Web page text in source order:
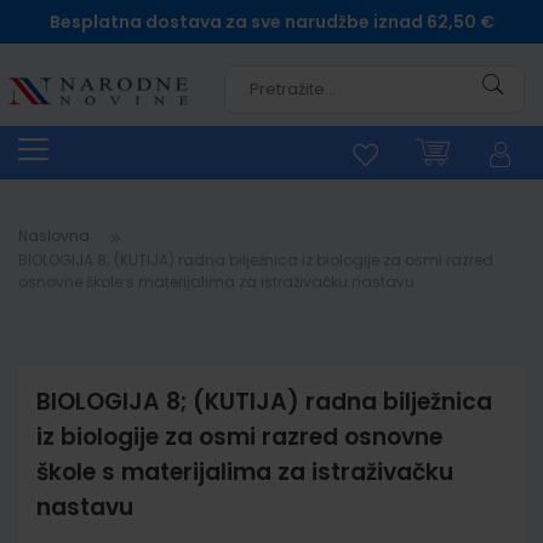
Besplatna dostava za sve narudžbe iznad 62,50 €
Naslovna
BIOLOGIJA 8; (KUTIJA) radna bilježnica
iz biologije za osmi razred osnovne
škole s materijalima za istraživačku
nastavu